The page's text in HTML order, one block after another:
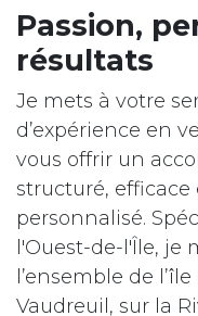
Passion,
résultats
Je mets à votre
d’expérience en
vous offrir un
structuré,
personnalisé.
l'Ouest-de-l'Île, je
l’ensemble de
Vaudreuil, sur la